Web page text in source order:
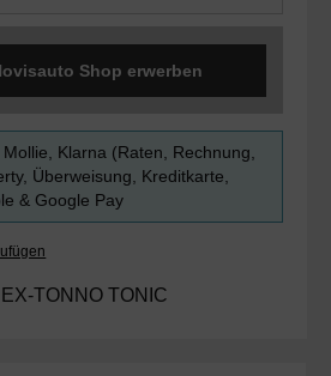
Shop erwerben
Klarna (Raten, Rechnung,
Überweisung, Kreditkarte,
& Google Pay
EX-TONNO TONIC